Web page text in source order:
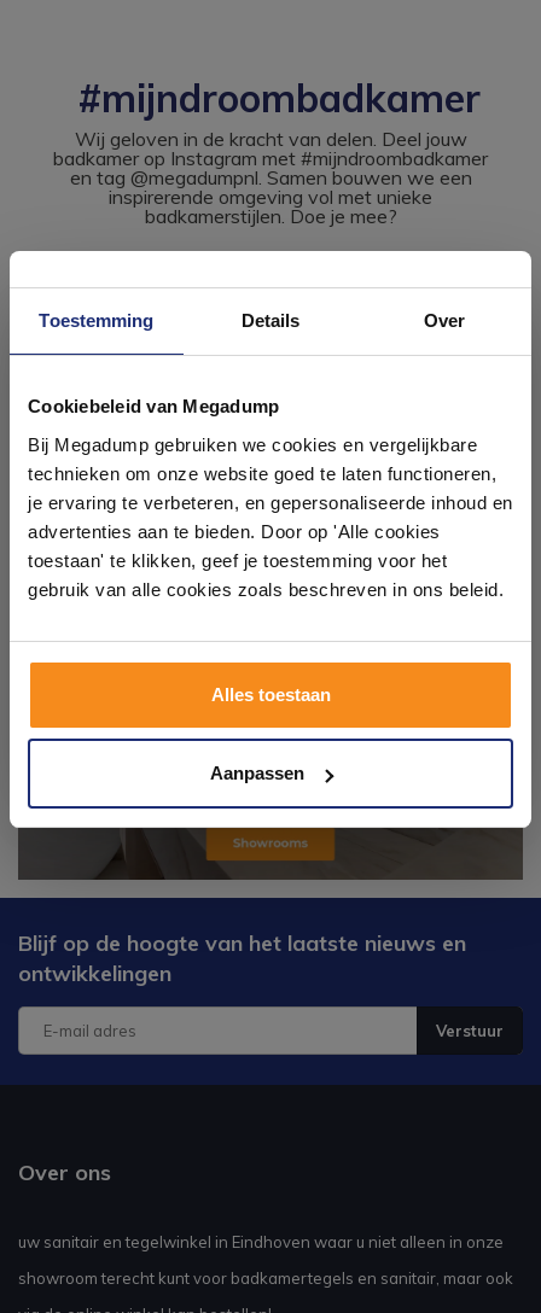
Toestemming Details Over
Cookiebeleid van Megadump
Bij Megadump gebruiken we cookies en vergelijkbare
technieken om onze website goed te laten functioneren,
je ervaring te verbeteren, en gepersonaliseerde inhoud en
advertenties aan te bieden. Door op 'Alle cookies
toestaan' te klikken, geef je toestemming voor het
gebruik van alle cookies zoals beschreven in ons beleid.
Alles toestaan
Aanpassen
#mijndroombadkamer
Wij geloven in de kracht van delen. Deel jouw
badkamer op Instagram met #mijndroombadkamer
en tag @megadumpnl. Samen bouwen we een
inspirerende omgeving vol met unieke
badkamerstijlen. Doe je mee?
Blijf op de hoogte van het laatste nieuws en
ontwikkelingen
Verstuur
Over ons
uw sanitair en tegelwinkel in Eindhoven waar u niet alleen in onze
showroom terecht kunt voor badkamertegels en sanitair, maar ook
badkamers in onze 1000 m²
showroom
Laat je inspireren door 21 volledig ingerichte
badkameropstellingen – van compact tot luxe. Onze
ervaren adviseurs helpen je persoonlijk, en je vindt
tegels & sanitair direct uit voorraad. Gratis parkeren
op eigen terrein.
Kom langs en ervaar zelf het verschil!